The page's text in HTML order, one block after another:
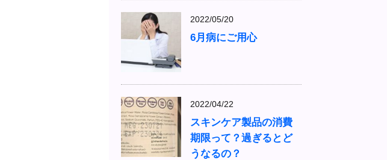
2022/05/20
6月病にご用心
2022/04/22
スキンケア製品の消費
期限って？過ぎるとど
うなるの？